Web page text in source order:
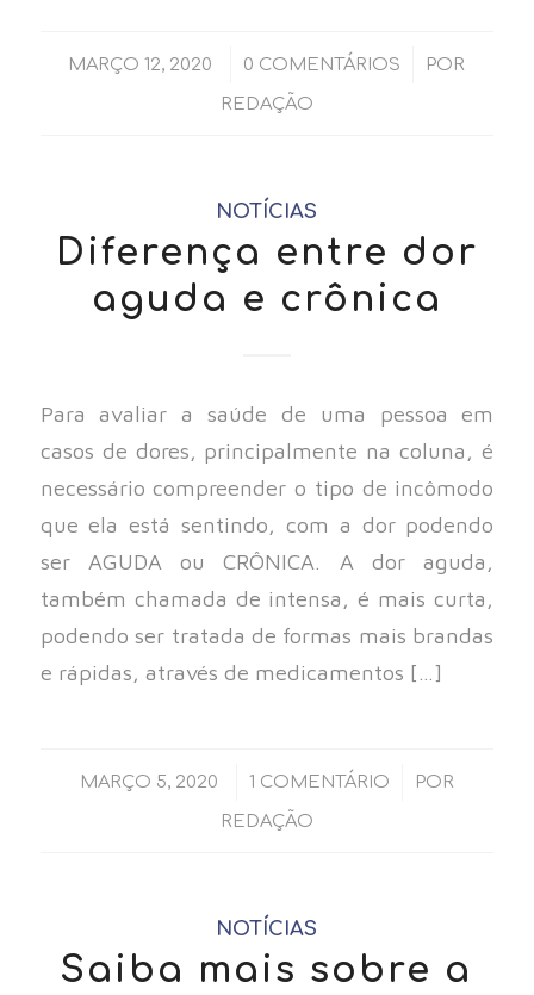
MARÇO 12, 2020
/ 0 COMENTÁRIOS
/ POR
REDAÇÃO
NOTÍCIAS
Diferença entre dor
aguda e crônica
Para avaliar a saúde de uma pessoa em
casos de dores, principalmente na coluna, é
necessário compreender o tipo de incômodo
que ela está sentindo, com a dor podendo
ser AGUDA ou CRÔNICA. A dor aguda,
também chamada de intensa, é mais curta,
podendo ser tratada de formas mais brandas
e rápidas, através de medicamentos […]
MARÇO 5, 2020
/ 1 COMENTÁRIO
/ POR
REDAÇÃO
NOTÍCIAS
Saiba mais sobre a